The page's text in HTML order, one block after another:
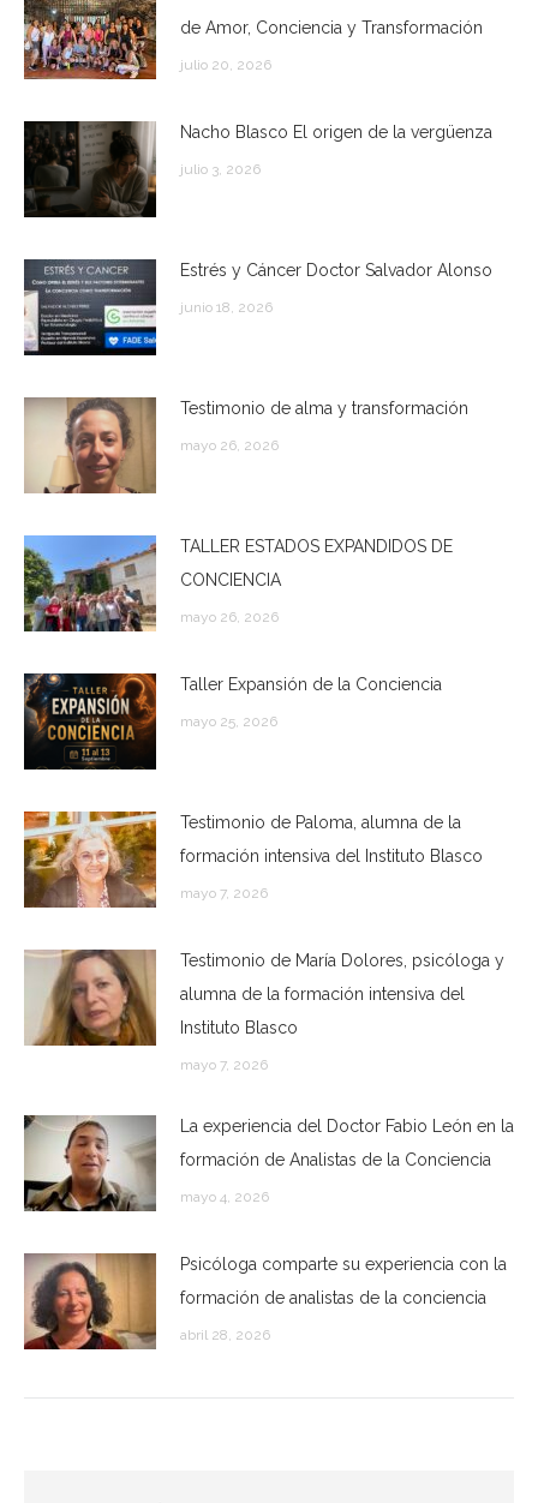
de Amor, Conciencia y Transformación
julio 20, 2026
Nacho Blasco El origen de la vergüenza
julio 3, 2026
Estrés y Cáncer Doctor Salvador Alonso
junio 18, 2026
Testimonio de alma y transformación
mayo 26, 2026
TALLER ESTADOS EXPANDIDOS DE
CONCIENCIA
mayo 26, 2026
Taller Expansión de la Conciencia
mayo 25, 2026
Testimonio de Paloma, alumna de la
formación intensiva del Instituto Blasco
mayo 7, 2026
Testimonio de María Dolores, psicóloga y
alumna de la formación intensiva del
Instituto Blasco
mayo 7, 2026
La experiencia del Doctor Fabio León en la
formación de Analistas de la Conciencia
mayo 4, 2026
Psicóloga comparte su experiencia con la
formación de analistas de la conciencia
abril 28, 2026